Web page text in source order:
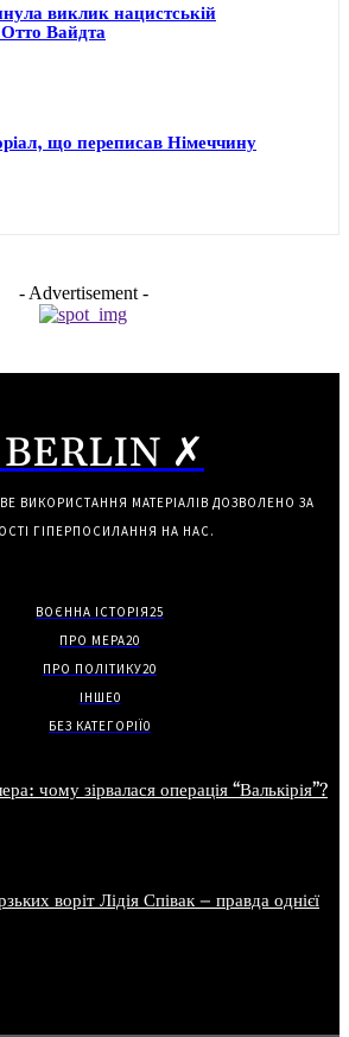
виклик нацистській
Отто Вайдта
що переписав Німеччину
- Advertisement -
✗
ВИКОРИСТАННЯ МАТЕРІАЛІВ ДОЗВОЛЕНО ЗА
ГІПЕРПОСИЛАННЯ НА НАС.
ВОЄННА ІСТОРІЯ25
ПРО МЕРА20
ПРО ПОЛІТИКУ20
ІНШЕ0
БЕЗ КАТЕГОРІЇ0
чому зірвалася операція “Валькірія”?
воріт Лідія Співак – правда однієї